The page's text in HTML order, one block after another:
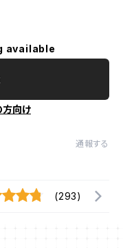
available
方向け
通報する
(293)